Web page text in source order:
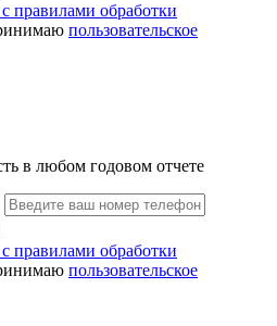
с правилами обработки
пользовательское
в любом годовом отчете
с правилами обработки
пользовательское